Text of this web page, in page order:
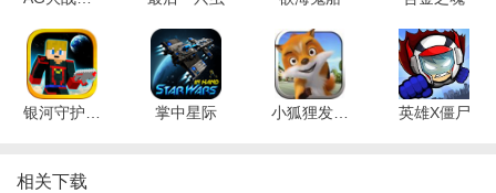
3D演绎全新坦克风格，在各种想不到的地方开坦克玩对战。创新坦
克职业分工和专属技能，团队策略搭配，强势阵容，默契配合极限
666!
地推塔战、资源争夺战,天梯赛全服登顶...超多对战模式，30+经典地
掌中星际 英雄X僵尸
相关下载